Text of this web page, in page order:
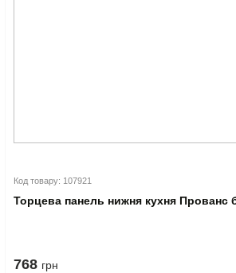
Код товару: 107921
Торцева панель нижня кухня Прованс
768 грн